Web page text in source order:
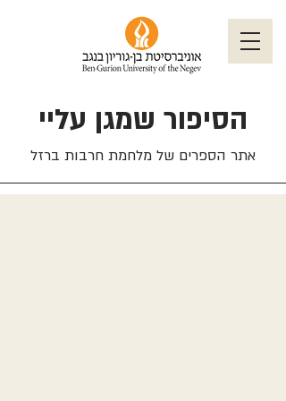
הסיפור שמגן עליי
אתר הספרים של מלחמת חרבות ברזל